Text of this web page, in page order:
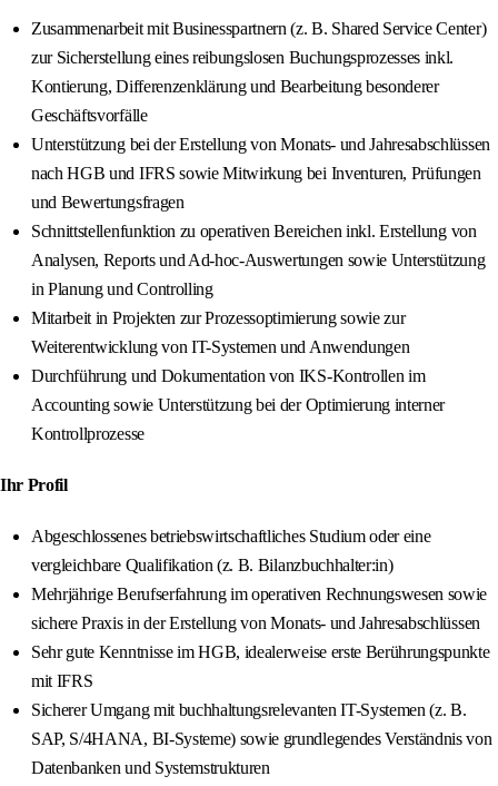
Zusammenarbeit mit Businesspartnern (z. B. Shared Service Center)
zur Sicherstellung eines reibungslosen Buchungsprozesses inkl.
Kontierung, Differenzenklärung und Bearbeitung besonderer
Geschäftsvorfälle
Unterstützung bei der Erstellung von Monats- und Jahresabschlüssen
nach HGB und IFRS sowie Mitwirkung bei Inventuren, Prüfungen
und Bewertungsfragen
Schnittstellenfunktion zu operativen Bereichen inkl. Erstellung von
Analysen, Reports und Ad-hoc-Auswertungen sowie Unterstützung
in Planung und Controlling
Mitarbeit in Projekten zur Prozessoptimierung sowie zur
Weiterentwicklung von IT-Systemen und Anwendungen
Durchführung und Dokumentation von IKS-Kontrollen im
Accounting sowie Unterstützung bei der Optimierung interner
Kontrollprozesse
Ihr Profil
Abgeschlossenes betriebswirtschaftliches Studium oder eine
vergleichbare Qualifikation (z. B. Bilanzbuchhalter:in)
Mehrjährige Berufserfahrung im operativen Rechnungswesen sowie
sichere Praxis in der Erstellung von Monats- und Jahresabschlüssen
Sehr gute Kenntnisse im HGB, idealerweise erste Berührungspunkte
mit IFRS
Sicherer Umgang mit buchhaltungsrelevanten IT-Systemen (z. B.
SAP, S/4HANA, BI-Systeme) sowie grundlegendes Verständnis von
Datenbanken und Systemstrukturen